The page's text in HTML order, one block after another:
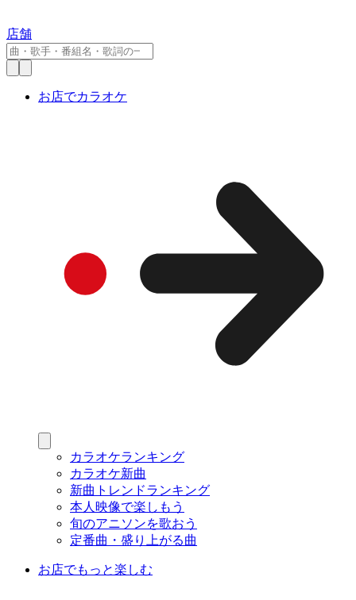
店舗
お店でカラオケ
カラオケランキング
カラオケ新曲
新曲トレンドランキング
本人映像で楽しもう
旬のアニソンを歌おう
定番曲・盛り上がる曲
お店でもっと楽しむ